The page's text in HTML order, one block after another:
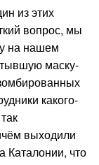
из этих
вопрос, мы
на нашем
маску-
какого-
выходили
Каталонии, что